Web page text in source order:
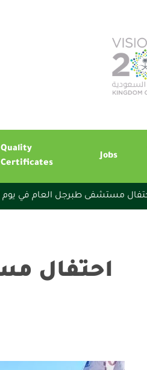
Quality
Certificates
Jobs